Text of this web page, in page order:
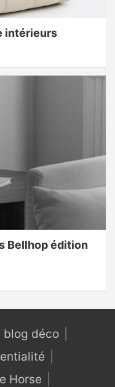
intérieurs
Bellhop édition
blog déco
Horse